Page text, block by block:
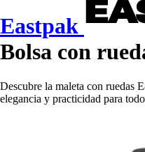
Eastpak
Bolsa con
Descubre la maleta con ruedas
elegancia y practicidad para